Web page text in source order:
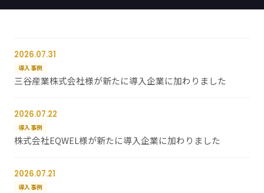
2026.07.31
導入事例
三谷産業株式会社様が新たに導入企業に加わりました
2026.07.22
導入事例
株式会社EQWEL様が新たに導入企業に加わりました
2026.07.21
導入事例